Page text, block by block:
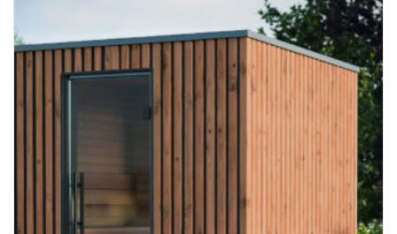
varianter.
Mulighederne
kan
vælges
varesiden